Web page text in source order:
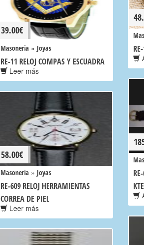
39.00€
Masoneria » Joyas
RE-11 RELOJ COMPAS Y ESCUADRA
Leer más
58.00€
Masoneria » Joyas
RE-609 RELOJ HERRAMIENTAS
CORREA DE PIEL
Leer más